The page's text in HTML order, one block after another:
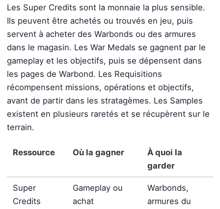
Les Super Credits sont la monnaie la plus sensible.
Ils peuvent être achetés ou trouvés en jeu, puis
servent à acheter des Warbonds ou des armures
dans le magasin. Les War Medals se gagnent par le
gameplay et les objectifs, puis se dépensent dans
les pages de Warbond. Les Requisitions
récompensent missions, opérations et objectifs,
avant de partir dans les stratagèmes. Les Samples
existent en plusieurs raretés et se récupèrent sur le
terrain.
Ressource Où la gagner
À quoi la
garder
Super
Credits
Gameplay ou
achat
Warbonds,
armures du